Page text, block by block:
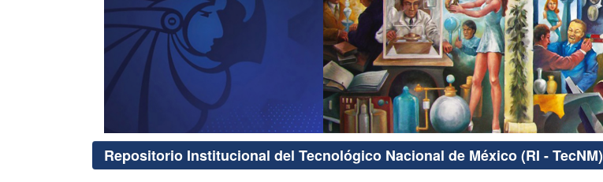
Repositorio Institucional del Tecnológico Nacional de México (RI - TecNM)